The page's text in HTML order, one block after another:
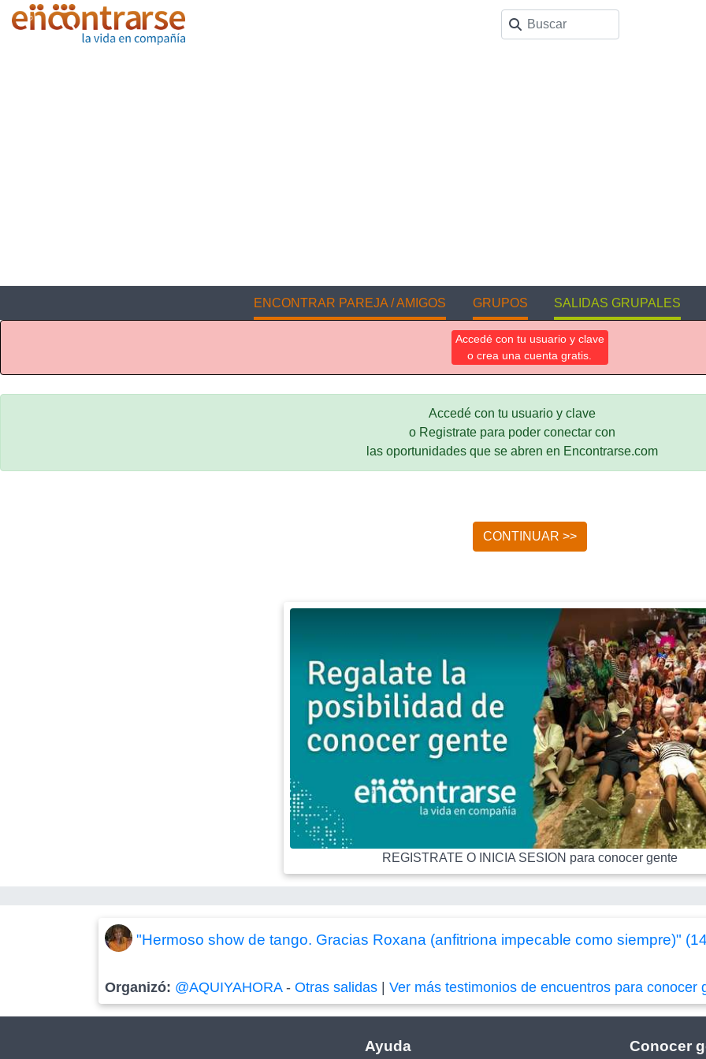
ENCONTRAR PAREJA / AMIGOS GRUPOS SALIDAS GRUPALES
Accedé con tu usuario y clave
o crea una cuenta gratis.
Accedé con tu usuario y clave
o Registrate para poder conectar con
las oportunidades que se abren en Encontrarse.com
CONTINUAR >>
REGISTRATE O INICIA SESION para conocer gente
"Hermoso show de tango. Gracias Roxana (anfitriona impecable como siempre)"
Organizó: @AQUIYAHORA-Otras salidas |Ver más testimonios de encuentros para conocer
Ayuda Conocer